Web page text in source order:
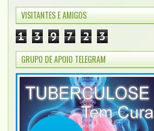
VISITANTES E AMIGOS
1 3 9 7 2 3
GRUPO DE APOIO TELEGRAM